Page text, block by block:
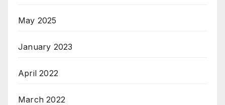
May 2025
January 2023
April 2022
March 2022